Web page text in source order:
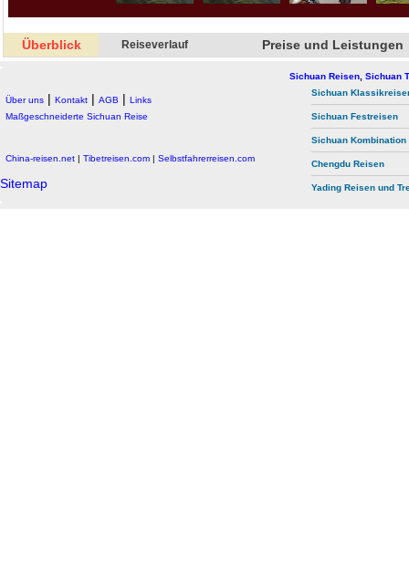
Überblick Reiseverlauf Preise und Leistungen
Über uns | Kontakt | AGB | Links
Maßgeschneiderte Sichuan Reise
Sichuan Reisen, Sichuan
Sichuan
Sichuan Festreisen
Sichuan Kombination
Chengdu Reisen
Yading Reisen und
China-reisen.net | Tibetreisen.com | Selbstfahrerreisen.com
Sitemap